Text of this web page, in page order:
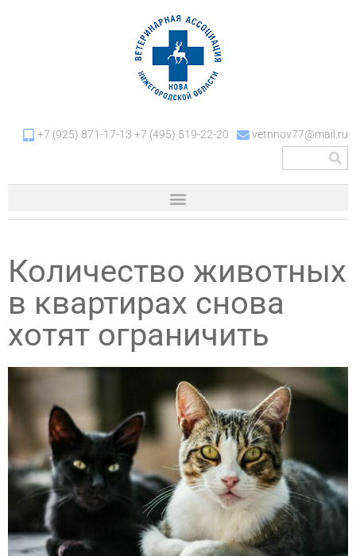
+7 (925) 871-17-13 +7 (495) 519-22-20 vetnnov77@mail.ru
Количество животных
в квартирах снова
хотят ограничить